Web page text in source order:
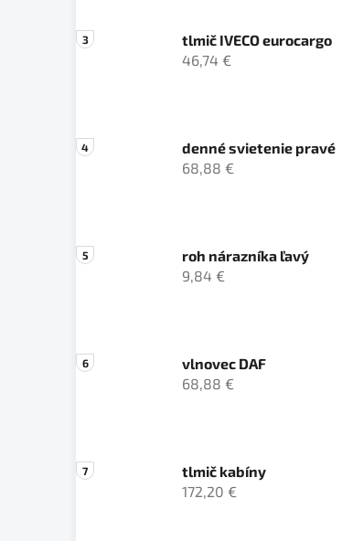
tlmič IVECO eurocargo
46,74 €
denné svietenie pravé
68,88 €
roh nárazníka ľavý
9,84 €
vlnovec DAF
68,88 €
tlmič kabíny
172,20 €